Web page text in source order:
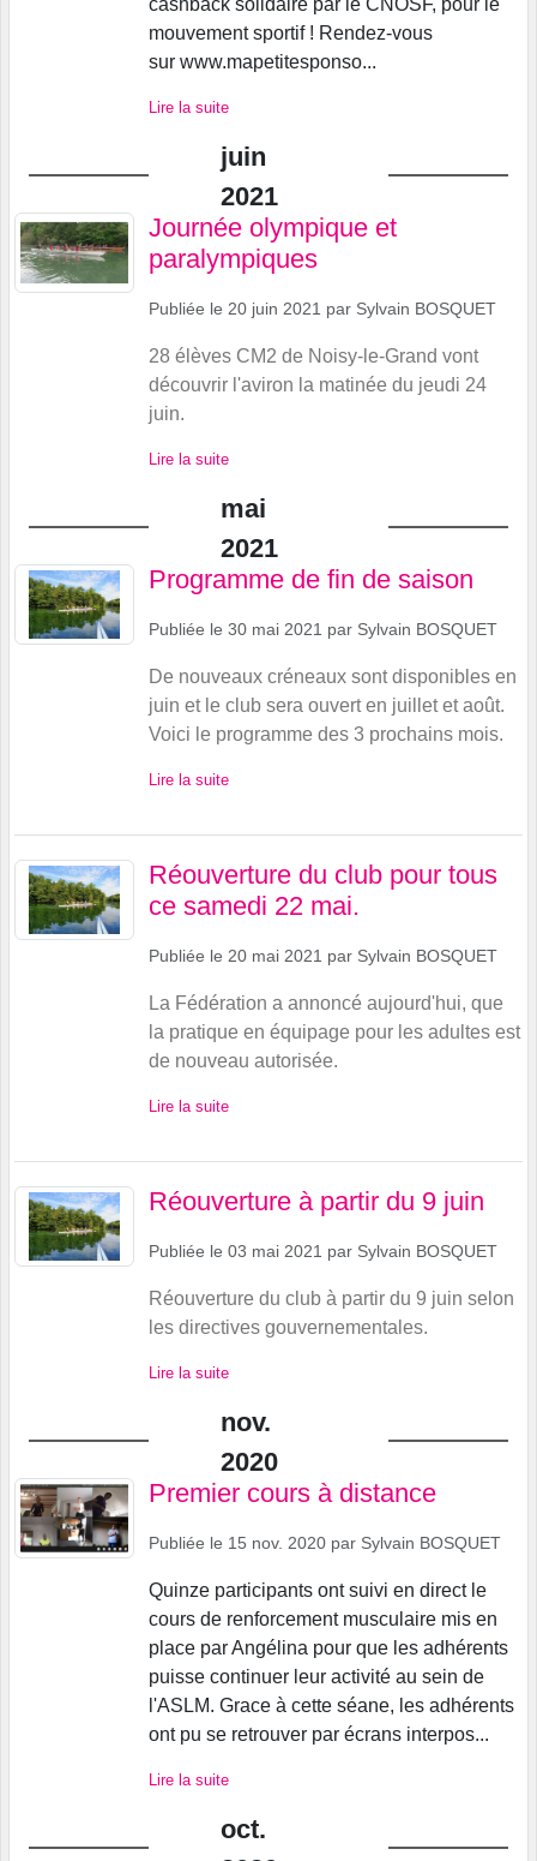
mouvement sportif ! Rendez-vous
sur www.mapetitesponso...
Lire la suite
juin
2021
Journée olympique et
paralympiques
Publiée le 20 juin 2021 par Sylvain BOSQUET
28 élèves CM2 de Noisy-le-Grand vont
découvrir l'aviron la matinée du jeudi 24
juin.
Lire la suite
mai
2021
Programme de fin de saison
Publiée le 30 mai 2021 par Sylvain BOSQUET
De nouveaux créneaux sont disponibles en
juin et le club sera ouvert en juillet et août.
Voici le programme des 3 prochains mois.
Lire la suite
Réouverture du club pour tous
ce samedi 22 mai.
Publiée le 20 mai 2021 par Sylvain BOSQUET
La Fédération a annoncé aujourd'hui, que
la pratique en équipage pour les adultes est
de nouveau autorisée.
Lire la suite
Réouverture à partir du 9 juin
Publiée le 03 mai 2021 par Sylvain BOSQUET
Réouverture du club à partir du 9 juin selon
les directives gouvernementales.
Lire la suite
nov.
2020
Premier cours à distance
Publiée le 15 nov. 2020 par Sylvain BOSQUET
Quinze participants ont suivi en direct le
cours de renforcement musculaire mis en
place par Angélina pour que les adhérents
puisse continuer leur activité au sein de
l'ASLM. Grace à cette séane, les adhérents
ont pu se retrouver par écrans interpos...
Lire la suite
oct.